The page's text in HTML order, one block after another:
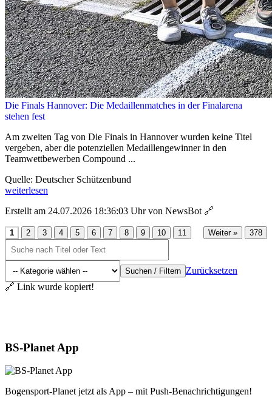
Die Finals Hannover: Die Medaillenmatches in der Finalarena
stehen fest
Am zweiten Tag von Die Finals in Hannover wurden keine Titel
vergeben, aber die potenziellen Medaillengewinner in den
Teamwettbewerben Compound ...
Quelle: Deutscher Schützenbund
weiterlesen
Erstellt am 24.07.2026 18:36:03 Uhr von NewsBot 🔗
1 2 3 4 5 6 7 8 9 10 11 Weiter » 378
Suchen / Filtern Zurücksetzen
🔗 Link wurde kopiert!
BS-Planet App
Bogensport-Planet jetzt als App – mit Push-Benachrichtigungen!